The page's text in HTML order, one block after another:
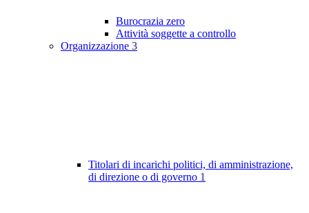
Burocrazia zero
Attività soggette a controllo
Organizzazione 3
Titolari di incarichi politici, di amministrazione,
di direzione o di governo 1